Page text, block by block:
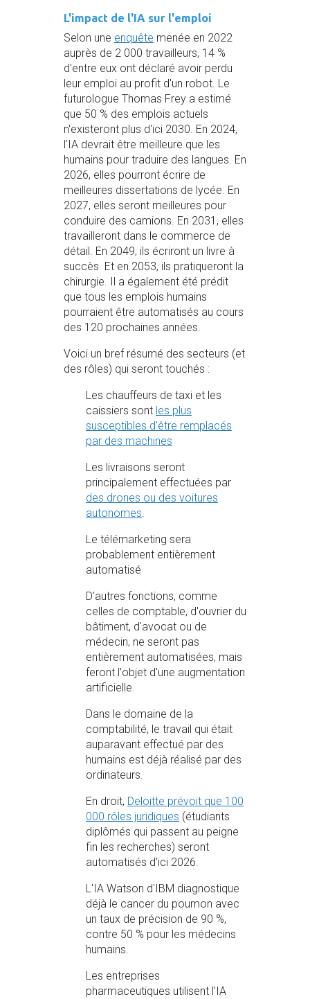
L'impact de l'IA sur l'emploi
Selon une enquête menée en 2022
auprès de 2 000 travailleurs, 14 %
d'entre eux ont déclaré avoir perdu
leur emploi au profit d'un robot. Le
futurologue Thomas Frey a estimé
que 50 % des emplois actuels
n'existeront plus d'ici 2030. En 2024,
l'IA devrait être meilleure que les
humains pour traduire des langues. En
2026, elles pourront écrire de
meilleures dissertations de lycée. En
2027, elles seront meilleures pour
conduire des camions. En 2031, elles
travailleront dans le commerce de
détail. En 2049, ils écriront un livre à
succès. Et en 2053, ils pratiqueront la
chirurgie. Il a également été prédit
que tous les emplois humains
pourraient être automatisés au cours
des 120 prochaines années.
Voici un bref résumé des secteurs (et
des rôles) qui seront touchés :
Les chauffeurs de taxi et les
caissiers sont les plus
susceptibles d'être remplacés
par des machines
Les livraisons seront
principalement effectuées par
des drones ou des voitures
autonomes.
Le télémarketing sera
probablement entièrement
automatisé
D'autres fonctions, comme
celles de comptable, d'ouvrier du
bâtiment, d'avocat ou de
médecin, ne seront pas
entièrement automatisées, mais
feront l'objet d'une augmentation
artificielle.
Dans le domaine de la
comptabilité, le travail qui était
auparavant effectué par des
humains est déjà réalisé par des
ordinateurs.
En droit, Deloitte prévoit que 100
000 rôles juridiques (étudiants
diplômés qui passent au peigne
fin les recherches) seront
automatisés d'ici 2026.
L'IA Watson d'IBM diagnostique
déjà le cancer du poumon avec
un taux de précision de 90 %,
contre 50 % pour les médecins
humains.
Les entreprises
pharmaceutiques utilisent l'IA